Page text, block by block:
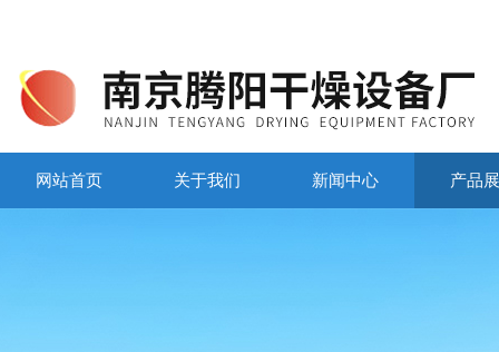
网站首页 关于我们 新闻中心 产品